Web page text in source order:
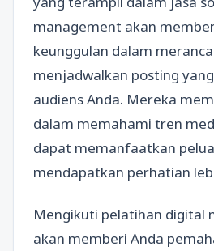
management akan
keunggulan dalam
menjadwalkan posting
audiens Anda. Mereka
dalam memahami tren
dapat memanfaatkan
mendapatkan perhatian
Mengikuti pelatihan digital
akan memberi Anda